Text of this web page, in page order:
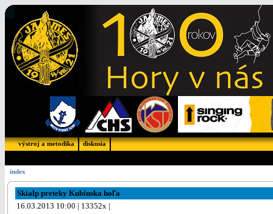
výstroj a metodika diskusia
index
Skialp preteky Kubínska hoľa
16.03.2013 10:00 | 13352x |